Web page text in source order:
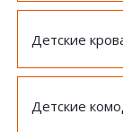
Детские
Детские